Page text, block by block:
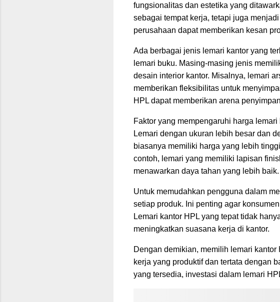
fungsionalitas dan estetika yang
sebagai tempat kerja, tetapi juga
perusahaan dapat memberikan kesan
Ada berbagai jenis lemari kantor yang
lemari buku. Masing-masing jenis
desain interior kantor. Misalnya, lemari
memberikan fleksibilitas untuk
HPL dapat memberikan arena
Faktor yang mempengaruhi harga
Lemari dengan ukuran lebih besar dan
biasanya memiliki harga yang lebih
contoh, lemari yang memiliki lapisan
menawarkan daya tahan yang lebih baik.
Untuk memudahkan pengguna dalam
setiap produk. Ini penting agar
Lemari kantor HPL yang tepat tidak
meningkatkan suasana kerja di kantor.
Dengan demikian, memilih lemari
kerja yang produktif dan tertata dengan
yang tersedia, investasi dalam lemari